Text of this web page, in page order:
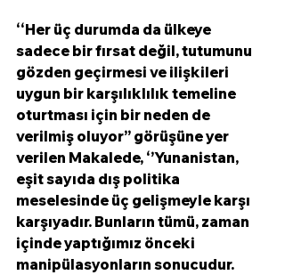
‘‘Her üç durumda da ülkeye
sadece bir fırsat değil, tutumunu
gözden geçirmesi ve ilişkileri
uygun bir karşılıklılık temeline
oturtması için bir neden de
verilmiş oluyor’’ görüşüne yer
verilen Makalede, ‘’Yunanistan,
eşit sayıda dış politika
meselesinde üç gelişmeyle karşı
karşıyadır. Bunların tümü, zaman
içinde yaptığımız önceki
manipülasyonların sonucudur.